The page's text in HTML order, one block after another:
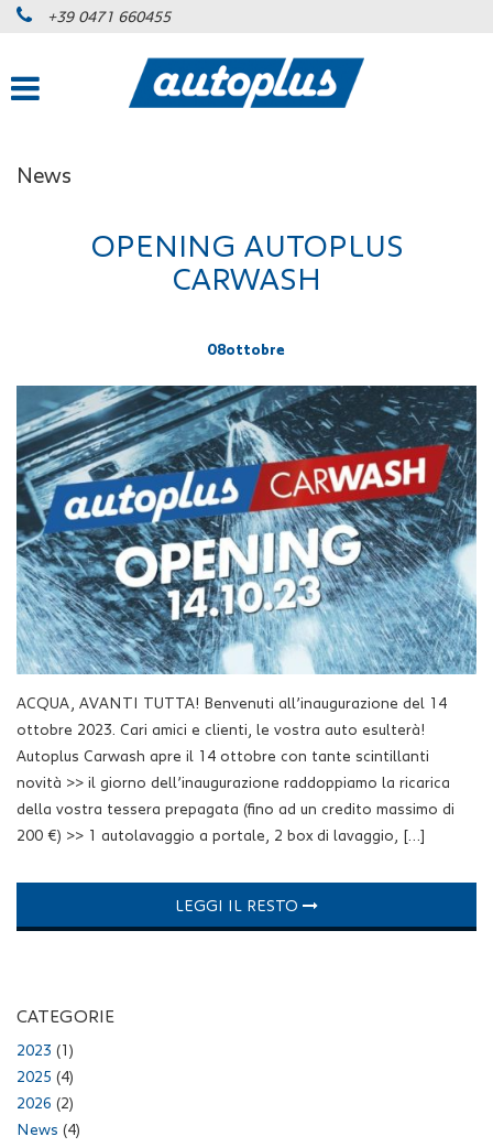
+39 0471 660455
News
OPENING AUTOPLUS
CARWASH
08ottobre
ACQUA, AVANTI TUTTA! Benvenuti all’inaugurazione del 14
ottobre 2023. Cari amici e clienti, le vostra auto esulterà!
Autoplus Carwash apre il 14 ottobre con tante scintillanti
novità >> il giorno dell’inaugurazione raddoppiamo la ricarica
della vostra tessera prepagata (fino ad un credito massimo di
200 €) >> 1 autolavaggio a portale, 2 box di lavaggio, […]
LEGGI IL RESTO
CATEGORIE
2023 (1)
2025 (4)
2026 (2)
News (4)